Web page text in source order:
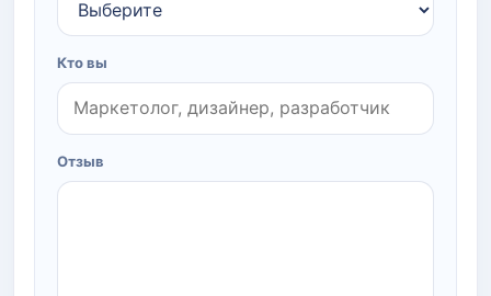
Кто вы
Отзыв